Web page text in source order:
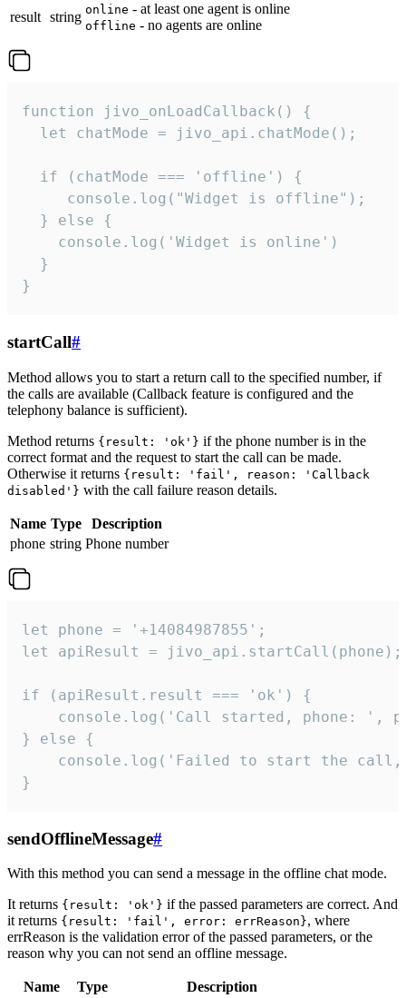
result string online - at least one agent is online
offline - no agents are online
function jivo_onLoadCallback() {
  let chatMode = jivo_api.chatMode();
  if (chatMode === 'offline') {
     console.log("Widget is offline");
  } else {
    console.log('Widget is online')
  }
}
startCall#
Method allows you to start a return call to the specified number, if
the calls are available (Callback feature is configured and the
telephony balance is sufficient).
Method returns {result: 'ok'} if the phone number is in the
correct format and the request to start the call can be made.
Otherwise it returns {result: 'fail', reason: 'Callback
disabled'} with the call failure reason details.
Name Type
Description
phone string Phone number
let phone = '+14084987855';
let apiResult = jivo_api.startCall(phone);
if (apiResult.result === 'ok') {
console.log('Call started, phone: ',
} else {
console.log('Failed to start the
}
sendOfflineMessage#
With this method you can send a message in the offline chat mode.
It returns {result: 'ok'} if the passed parameters are correct. And
it returns {result: 'fail', error: errReason}, where
errReason is the validation error of the passed parameters, or the
reason why you can not send an offline message.
Name Type
Description